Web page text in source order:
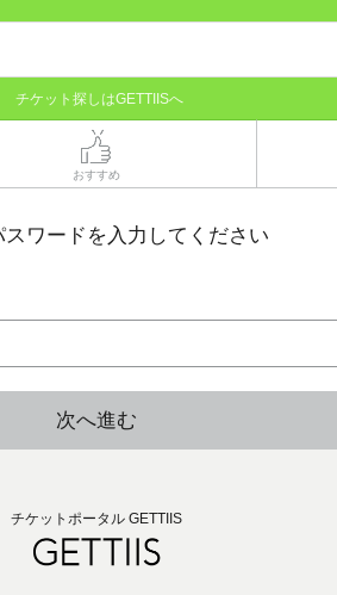
チケット探しはGETTIISへ
おすすめ
スワードを入力してください
次へ進む
チケットポータル GETTIIS